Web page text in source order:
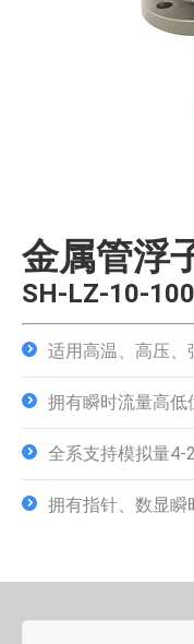
金属管浮
SH-LZ-10-100
适用高温、高压、
拥有瞬时流量高低
全系支持模拟量4-
拥有指针、数显瞬